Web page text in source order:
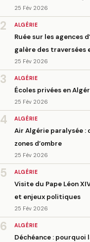
25 Fév 2026
2 ALGÉRIE
Ruée sur les agences
galère des traversées
25 Fév 2026
3 ALGÉRIE
Écoles privées en
25 Fév 2026
4 ALGÉRIE
Air Algérie paralysée :
zones d’ombre
25 Fév 2026
5 ALGÉRIE
Visite du Pape Léon
et enjeux politiques
25 Fév 2026
6 ALGÉRIE
Déchéance :